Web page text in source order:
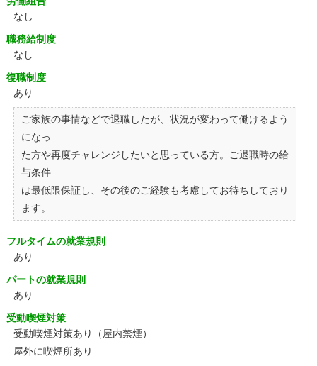
なし
職務給制度
なし
復職制度
あり
ご家族の事情などで退職したが、状況が変わって働けるよう
になっ
た方や再度チャレンジしたいと思っている方。ご退職時の給
与条件
は最低限保証し、その後のご経験も考慮してお待ちしており
ます。
フルタイムの就業規則
あり
パートの就業規則
あり
受動喫煙対策
受動喫煙対策あり（屋内禁煙）
屋外に喫煙所あり